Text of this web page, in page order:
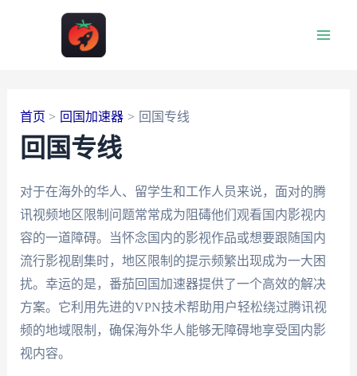
首页 回国加速器 回国专线
回国专线
对于在海外的华人、留学生和工作人员来说，面对的腾
讯视频地区限制问题常常成为阻碡他们观看国内影视内
容的一道障碍。当怀念国内的影视作品或想要跟随国内
流行影视剧集时，地区限制的提示频繁出现成为一大困
扰。幸运的是，番茄回国加速器提供了一个高效的解决
方案。它利用先进的VPN技术帮助用户轻松绕过腾讯视
频的地域限制，确保海外华人能够无障碍地享受国内影
视内容。